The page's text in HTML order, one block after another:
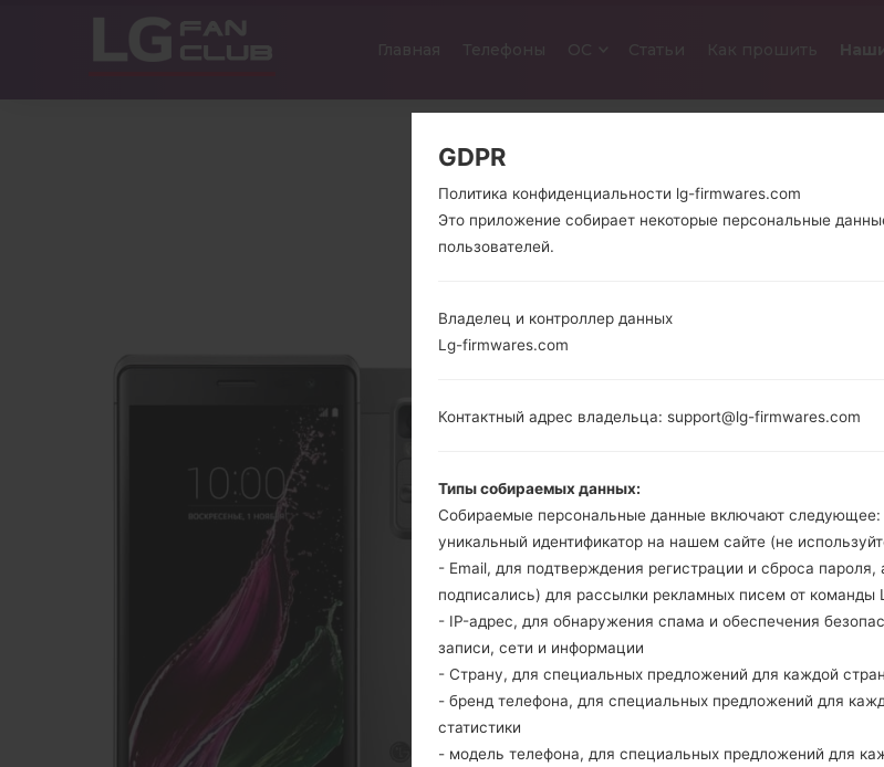
Главная Телефоны ОС Cтатьи Как прошить
ОФИЦИАЛЬНАЯ
Главная → LG Zero or LG Class
Загрузите последнюю версию
посмотреть, соответствует ли
системы данной прошивки Android
встроенного программного
прошивать стоковую прошивку на
НАЗВАНИЕ ФАЙЛА
МОДЕЛЬ
GDPR
Политика конфиденциальности lg-firmwares.com
Это приложение собирает некоторые персональные
пользователей.
Владелец и контроллер данных
Lg-firmwares.com
Контактный адрес владельца: support@lg-firmwares.com
Типы собираемых данных:
Собираемые персональные данные включают следующее:
уникальный идентификатор на нашем сайте (не
- Email, для подтверждения регистрации и сброса
подписались) для рассылки рекламных писем от команды
- IP-адрес, для обнаружения спама и обеспечения
записи, сети и информации
- Страну, для специальных предложений для каждой
- бренд телефона, для специальных предложений для
статистики
- модель телефона, для специальных предложений для